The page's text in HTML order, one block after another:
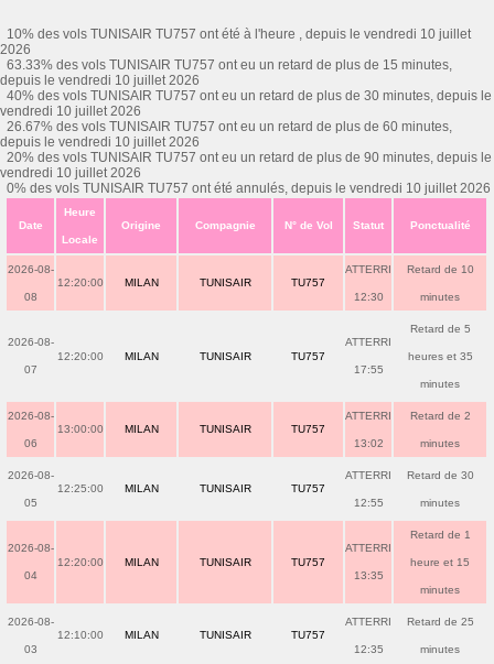
10% des vols TUNISAIR TU757 ont été à l'heure , depuis le vendredi 10 juillet
2026
63.33% des vols TUNISAIR TU757 ont eu un retard de plus de 15 minutes,
depuis le vendredi 10 juillet 2026
40% des vols TUNISAIR TU757 ont eu un retard de plus de 30 minutes, depuis le
vendredi 10 juillet 2026
26.67% des vols TUNISAIR TU757 ont eu un retard de plus de 60 minutes,
depuis le vendredi 10 juillet 2026
20% des vols TUNISAIR TU757 ont eu un retard de plus de 90 minutes, depuis le
vendredi 10 juillet 2026
0% des vols TUNISAIR TU757 ont été annulés, depuis le vendredi 10 juillet 2026
Date
Heure
Locale
Origine Compagnie N° de Vol Statut Ponctualité
2026-08-
08
12:20:00 MILAN TUNISAIR TU757
ATTERRI
12:30
Retard de 10
minutes
2026-08-
07
12:20:00 MILAN TUNISAIR TU757
ATTERRI
17:55
Retard de 5
heures et 35
minutes
2026-08-
06
13:00:00 MILAN TUNISAIR TU757
ATTERRI
13:02
Retard de 2
minutes
2026-08-
05
12:25:00 MILAN TUNISAIR TU757
ATTERRI
12:55
Retard de 30
minutes
2026-08-
04
12:20:00 MILAN TUNISAIR TU757
ATTERRI
13:35
Retard de 1
heure et 15
minutes
2026-08-
03
12:10:00 MILAN TUNISAIR TU757
ATTERRI
12:35
Retard de 25
minutes